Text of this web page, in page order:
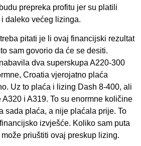
prepreka profitu jer su platili
daleko većeg lizinga.
treba pitati je li ovaj financijski rezultat
sam govorio da će se desiti.
dva superskupa A220-300
Croatia vjerojatno plaća
Uz to plaća i lizing Dash 8-400, ali
i A319. To su enormne količine
sada plaća, a nije plaćala prije. To
izvješće. Koliko sam puta
priuštiti ovaj preskup lizing.